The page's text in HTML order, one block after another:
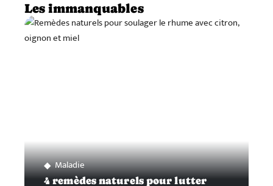
Les immanquables
Maladie
4 remèdes naturels pour lutter